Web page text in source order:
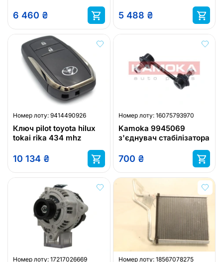
6 460 ₴ 5 488 ₴
Номер лоту: 9414490926
Ключ pilot toyota hilux
tokai rika 434 mhz
10 134 ₴
Номер лоту: 16075793970
Kamoka 9945069
з'єднувач стабілізатора
700 ₴
Номер лоту: 17217026669 Номер лоту: 18567078275